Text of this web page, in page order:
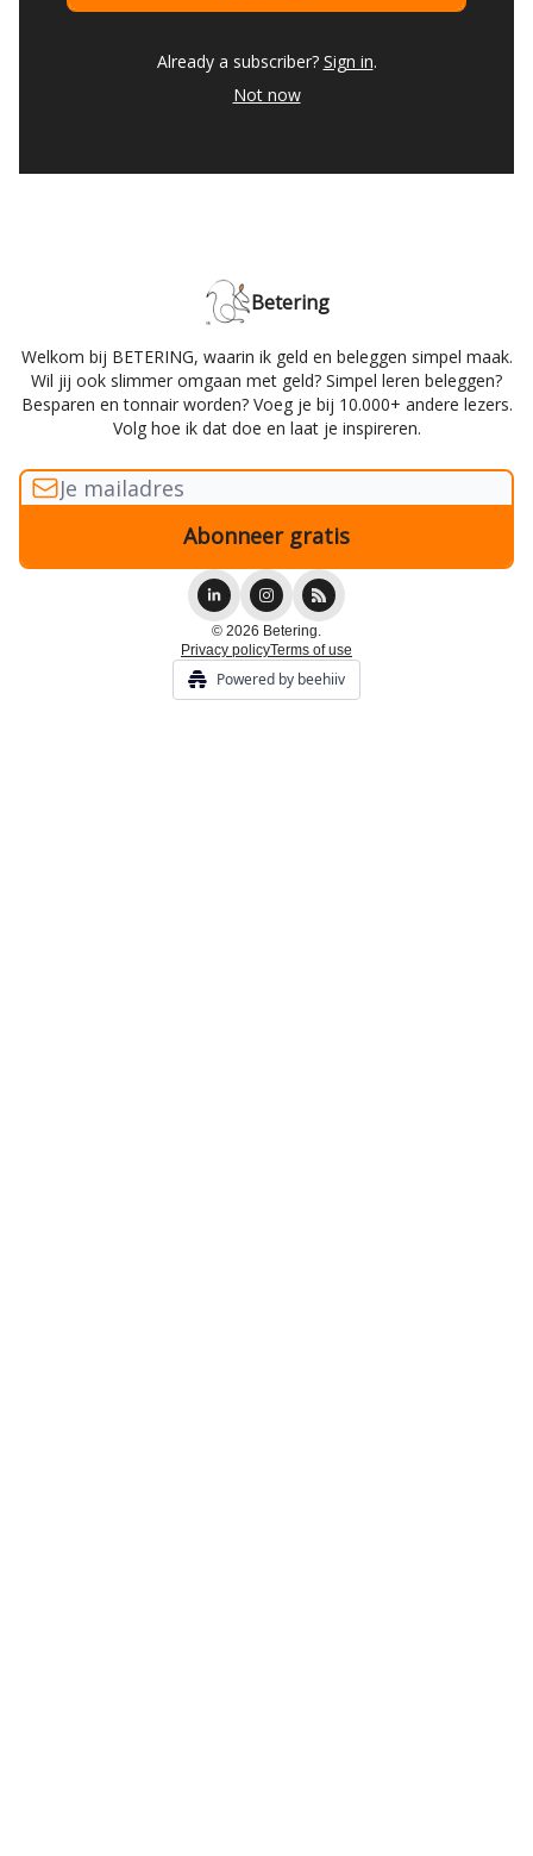
Already a subscriber? Sign in.
Not now
Betering
Welkom bij BETERING, waarin ik geld en beleggen simpel maak.
Wil jij ook slimmer omgaan met geld? Simpel leren beleggen?
Besparen en tonnair worden? Voeg je bij 10.000+ andere lezers.
Volg hoe ik dat doe en laat je inspireren.
© 2026 Betering.
Privacy policyTerms of use
Powered by beehiiv